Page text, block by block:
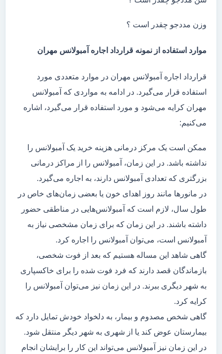
وزن مددجو چقدر است ؟
موارد استفاده از نمونه قرارداد اجاره آمبولانس مهران
قرارداد اجاره آمبولانس مهران در موارد متعددی مورد
استفاده قرار می‌گیرد. در ادامه به مواردی که آمبولانس
مهران کرایه می‌شود و مورد استفاده قرار می‌گیرد، اشاره
می‌کنیم:
ممکن است یک مرکز درمانی هزینه خرید یک آمبولانس را
نداشته باشد. در این زمان، آمبولانس را از مراکز درمانی
بزرگتری که تعدادی آمبولانس دارند، به اجاره می‌گیرد.
در مانور‌ها مانند روز اهدای خون یا بعضی زمان‌های خاص در
طول سال، لازم است که آمبولانس‌هایی در مناطقی حضور
داشته باشند. در این زمان که برای زمان مشخصی نیاز به
آمبولانس است، می‌توان آمبولانس را اجاره کرد.
گاهی شاهد این مساله هستیم که بعد از فوت شخصی،
بازماندگان قصد دارند که فرد فوت شده را برای خاکسپاری
به شهر دیگری ببرند. در این زمان نیز می‌توان آمبولانس را
کرایه کرد.
گاهی شخص مصدوم و بیمار، به دلخواد خودش تمایل دارد که
بیمارستان عوض کند یا از شهری به شهر دیگر منتقل شود.
در این زمان نیز آمبولانس می‌تواند این کار را برایشان انجام